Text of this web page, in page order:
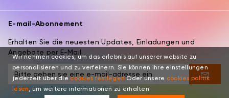
E-mail-Abonnement
Erhalten Sie die neuesten Updates, Einladungen und
Angebote per E-Mail.
Wir nehmen cookies, um das erlebnis auf unserer website zu
personalisieren und zu verfeinern. Sie können ihre einstellungen
jederzeit über die cookies festlegenOder unsere cookies politik
lesen, um weitere informationen zu erhalten